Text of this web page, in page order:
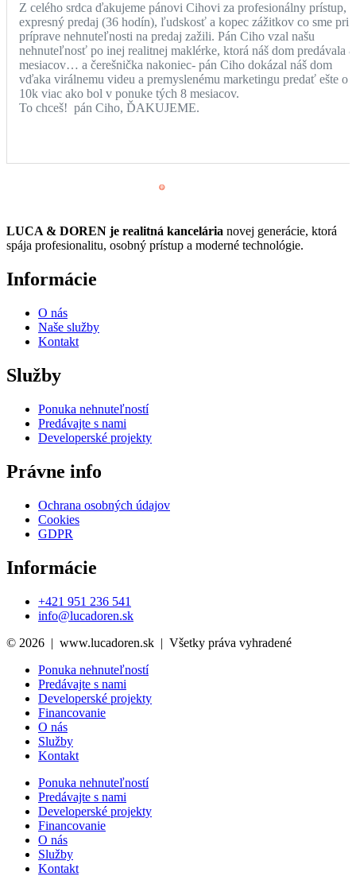
Z celého srdca ďakujeme pánovi Cihovi za profesionálny prístup,
expresný predaj (36 hodín), ľudskosť a kopec zážitkov co sme pri
príprave nehnuteľnosti na predaj zažili. Pán Ciho vzal našu
nehnuteľnosť po inej realitnej maklérke, ktorá náš dom predávala 8
mesiacov… a čerešnička nakoniec- pán Ciho dokázal náš dom
vďaka virálnemu videu a premyslenému marketingu predať ešte o
10k viac ako bol v ponuke tých 8 mesiacov.
To chceš! pán Ciho, ĎAKUJEME.
LUCA & DOREN je realitná kancelária novej generácie, ktorá
spája profesionalitu, osobný prístup a moderné technológie.
Informácie
O nás
Naše služby
Kontakt
Služby
Ponuka nehnuteľností
Predávajte s nami
Developerské projekty
Právne info
Ochrana osobných údajov
Cookies
GDPR
Informácie
+421 951 236 541
info@lucadoren.sk
© 2026 | www.lucadoren.sk | Všetky práva vyhradené
Ponuka nehnuteľností
Predávajte s nami
Developerské projekty
Financovanie
O nás
Služby
Kontakt
Ponuka nehnuteľností
Predávajte s nami
Developerské projekty
Financovanie
O nás
Služby
Kontakt